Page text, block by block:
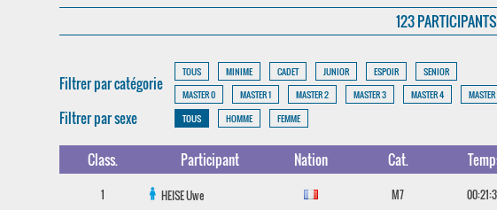
123 PARTICIPANTS
Filtrer par catégorie
TOUS MINIME CADET JUNIOR ESPOIR
SENIOR
MASTER 0
MASTER 1 MASTER 2 MASTER 3 MASTER 4
Filtrer par sexe TOUS HOMME FEMME
Class. Participant Nation Cat.
1 HEISEUwe M7